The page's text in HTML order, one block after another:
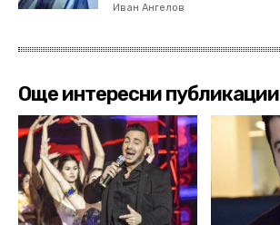
Иван Ангелов
Още интересни публикации